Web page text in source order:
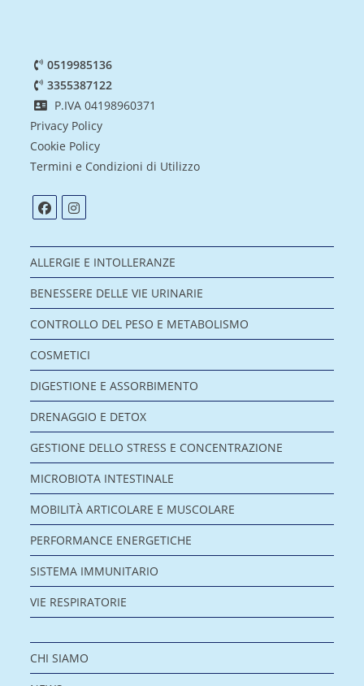
0519985136
3355387122
P.IVA 04198960371
Privacy Policy
Cookie Policy
Termini e Condizioni di Utilizzo
ALLERGIE E INTOLLERANZE
BENESSERE DELLE VIE URINARIE
CONTROLLO DEL PESO E METABOLISMO
COSMETICI
DIGESTIONE E ASSORBIMENTO
DRENAGGIO E DETOX
GESTIONE DELLO STRESS E CONCENTRAZIONE
MICROBIOTA INTESTINALE
MOBILITÀ ARTICOLARE E MUSCOLARE
PERFORMANCE ENERGETICHE
SISTEMA IMMUNITARIO
VIE RESPIRATORIE
CHI SIAMO